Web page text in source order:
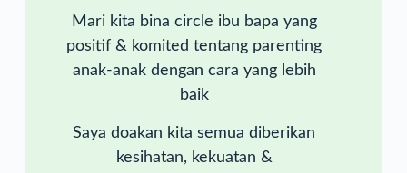
Mari kita bina circle ibu bapa yang
positif & komited tentang parenting
anak-anak dengan cara yang lebih
baik
Saya doakan kita semua diberikan
kesihatan, kekuatan &